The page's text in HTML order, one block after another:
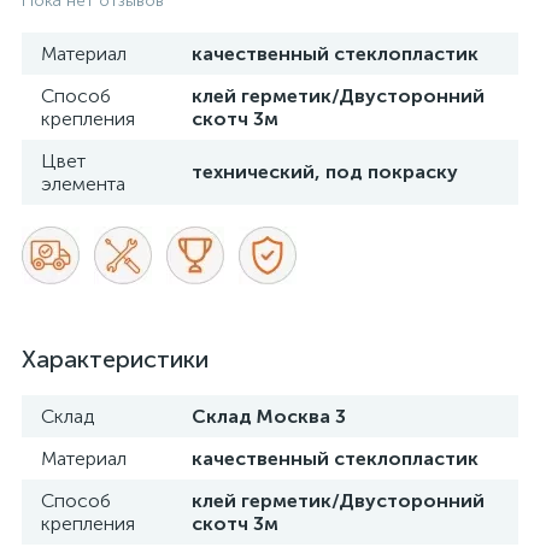
Материал
качественный стеклопластик
Способ
крепления
клей герметик/Двусторонний
скотч 3м
Цвет
элемента
технический, под покраску
Характеристики
Склад
Склад Москва 3
Материал
качественный стеклопластик
Способ
крепления
клей герметик/Двусторонний
скотч 3м